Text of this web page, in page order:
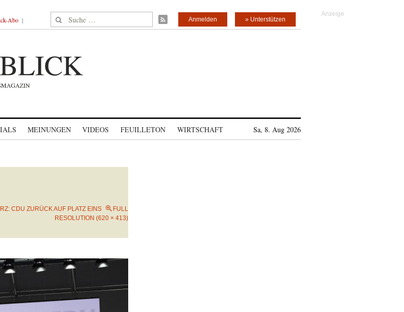
Abo Suche nach: » Unterstützen
Anmelden
MEINUNGEN VIDEOS FEUILLETON WIRTSCHAFT Sa, 8. Aug 2026
CDU ZURÜCK AUF PLATZ EINS
FULL
RESOLUTION (620 × 413)